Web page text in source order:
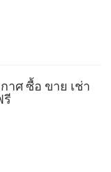
าศ ซื้อ ขาย เช่า
รี